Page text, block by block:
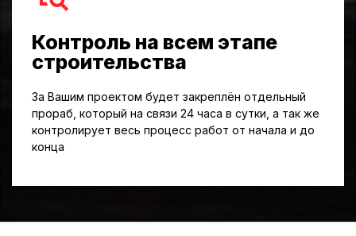
Контроль на всем этапе
строительства
За Вашим проектом будет закреплён отдельный
прораб, который на связи 24 часа в сутки, а так же
контролирует весь процесс работ от начала и до
конца